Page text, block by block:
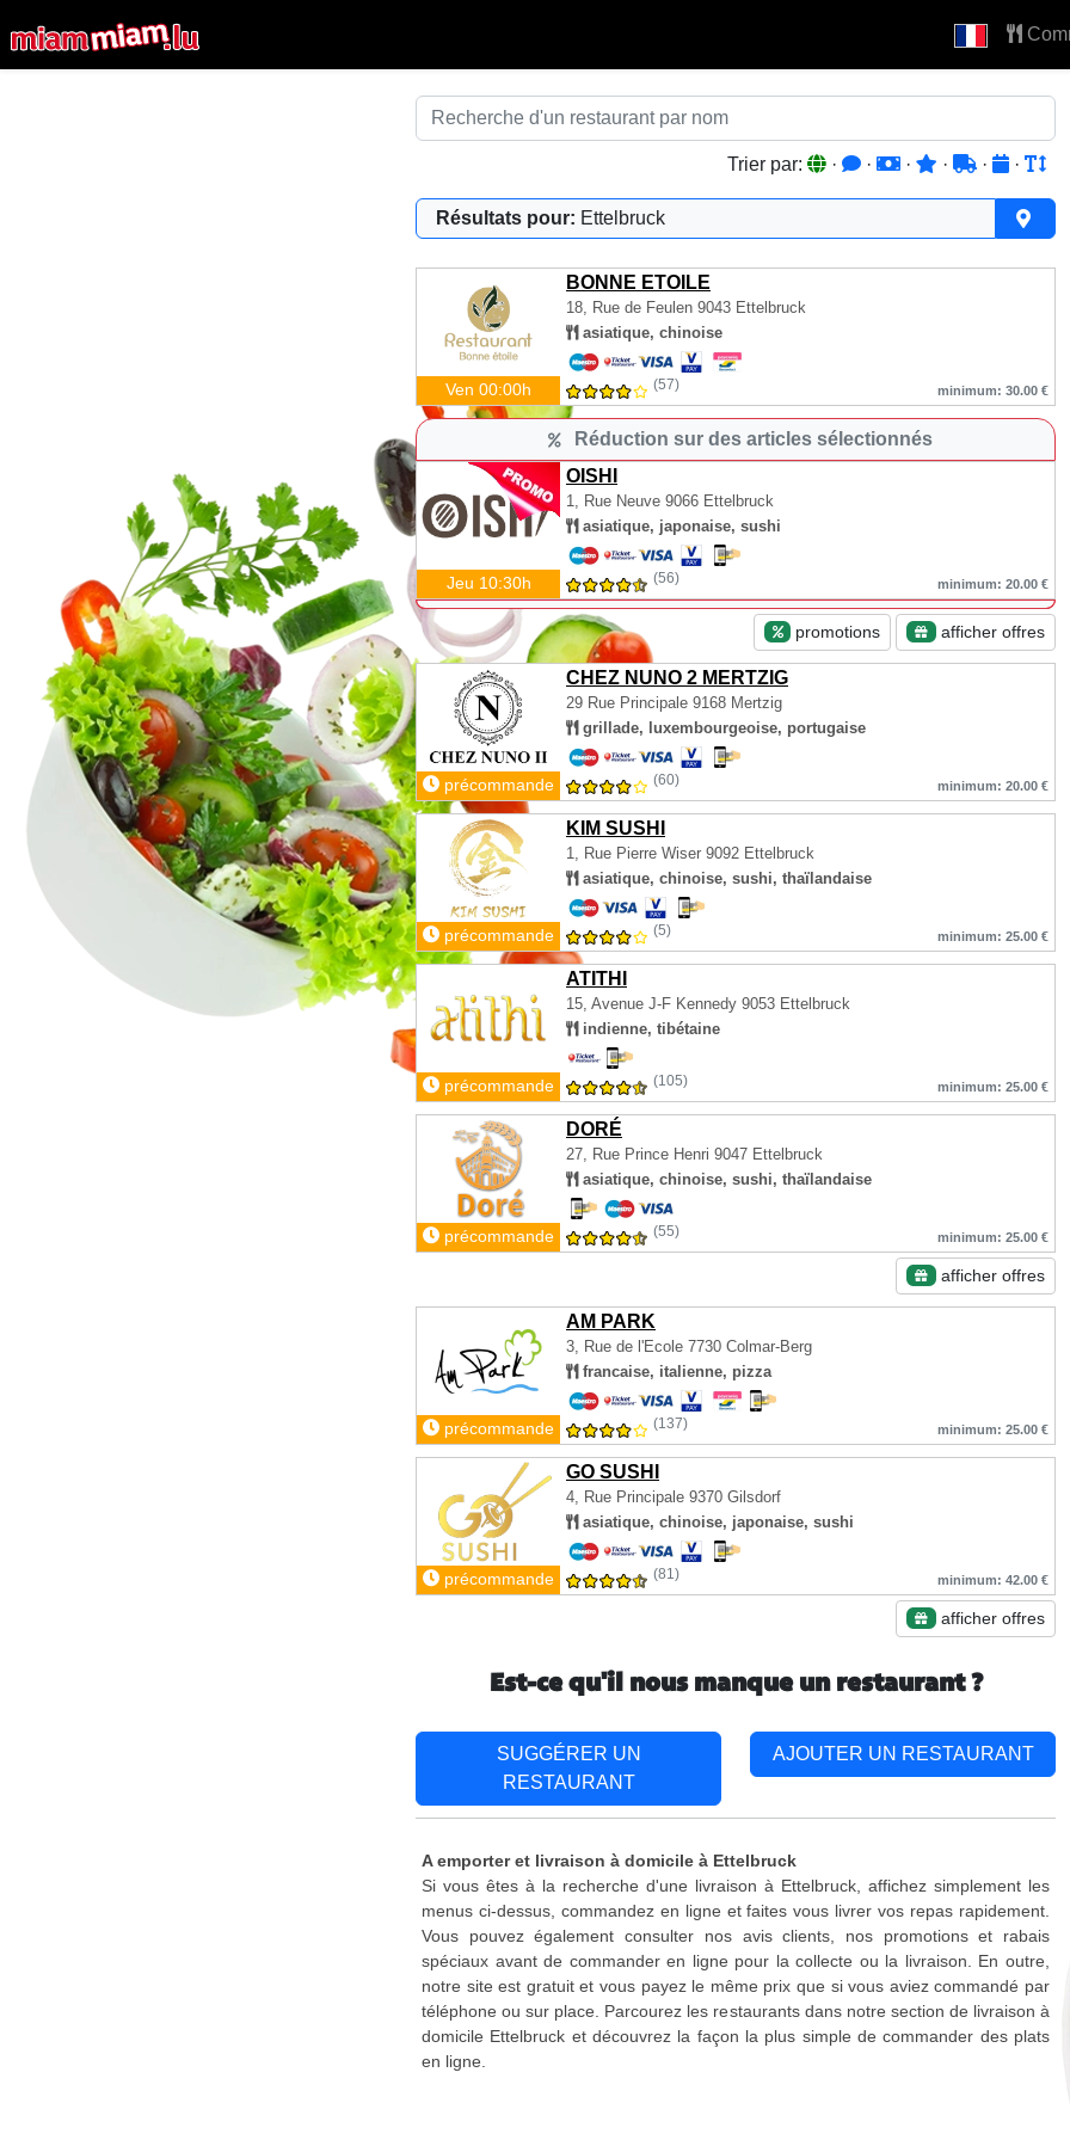
Trier par: · · · · · ·
Résultats pour: Ettelbruck
BONNE ETOILE
18, Rue de Feulen 9043 Ettelbruck
asiatique, chinoise
Ven 00:00h (57) minimum: 30.00 €
Réduction sur des articles sélectionnés
OISHI
1, Rue Neuve 9066 Ettelbruck
asiatique, japonaise, sushi
Jeu 10:30h (56) minimum: 20.00 €
promotions afficher offres
CHEZ NUNO 2 MERTZIG
29 Rue Principale 9168 Mertzig
grillade, luxembourgeoise, portugaise
précommande (60) minimum: 20.00 €
KIM SUSHI
1, Rue Pierre Wiser 9092 Ettelbruck
asiatique, chinoise, sushi, thaïlandaise
précommande (5) minimum: 25.00 €
ATITHI
15, Avenue J-F Kennedy 9053 Ettelbruck
indienne, tibétaine
précommande (105) minimum: 25.00 €
DORÉ
27, Rue Prince Henri 9047 Ettelbruck
asiatique, chinoise, sushi, thaïlandaise
précommande (55) minimum: 25.00 €
afficher offres
AM PARK
3, Rue de l'Ecole 7730 Colmar-Berg
francaise, italienne, pizza
précommande (137) minimum: 25.00 €
GO SUSHI
4, Rue Principale 9370 Gilsdorf
asiatique, chinoise, japonaise, sushi
précommande (81) minimum: 42.00 €
afficher offres
Est-ce qu'il nous manque un restaurant ?
SUGGÉRER UN
RESTAURANT
AJOUTER UN RESTAURANT
A emporter et livraison à domicile à Ettelbruck
Si vous êtes à la recherche d'une livraison à Ettelbruck, affichez simplement les
menus ci-dessus, commandez en ligne et faites vous livrer vos repas rapidement.
Vous pouvez également consulter nos avis clients, nos promotions et rabais
spéciaux avant de commander en ligne pour la collecte ou la livraison. En outre,
notre site est gratuit et vous payez le même prix que si vous aviez commandé par
téléphone ou sur place. Parcourez les restaurants dans notre section de livraison à
domicile Ettelbruck et découvrez la façon la plus simple de commander des plats
en ligne.